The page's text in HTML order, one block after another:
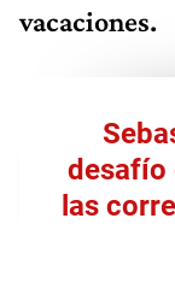
vacaciones.
desafío
las